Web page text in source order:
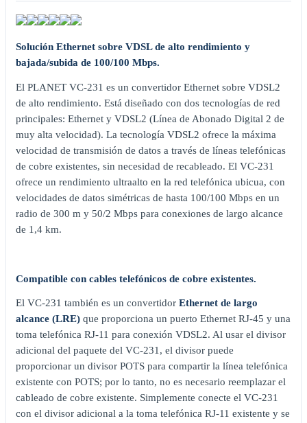
Solución Ethernet sobre VDSL de alto rendimiento y
bajada/subida de 100/100 Mbps.
El PLANET VC-231 es un convertidor Ethernet sobre VDSL2
de alto rendimiento. Está diseñado con dos tecnologías de red
principales: Ethernet y VDSL2 (Línea de Abonado Digital 2 de
muy alta velocidad). La tecnología VDSL2 ofrece la máxima
velocidad de transmisión de datos a través de líneas telefónicas
de cobre existentes, sin necesidad de recableado. El VC-231
ofrece un rendimiento ultraalto en la red telefónica ubicua, con
velocidades de datos simétricas de hasta 100/100 Mbps en un
radio de 300 m y 50/2 Mbps para conexiones de largo alcance
de 1,4 km.
Compatible con cables telefónicos de cobre existentes.
El VC-231 también es un convertidor Ethernet de largo
alcance (LRE) que proporciona un puerto Ethernet RJ-45 y una
toma telefónica RJ-11 para conexión VDSL2. Al usar el divisor
adicional del paquete del VC-231, el divisor puede
proporcionar un divisor POTS para compartir la línea telefónica
existente con POTS; por lo tanto, no es necesario reemplazar el
cableado de cobre existente. Simplemente conecte el VC-231
con el divisor adicional a la toma telefónica RJ-11 existente y se